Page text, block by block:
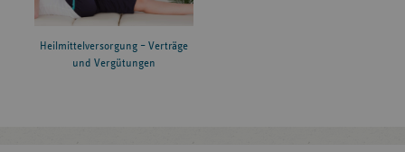
Heilmittelversorgung – Verträge
und Vergütungen